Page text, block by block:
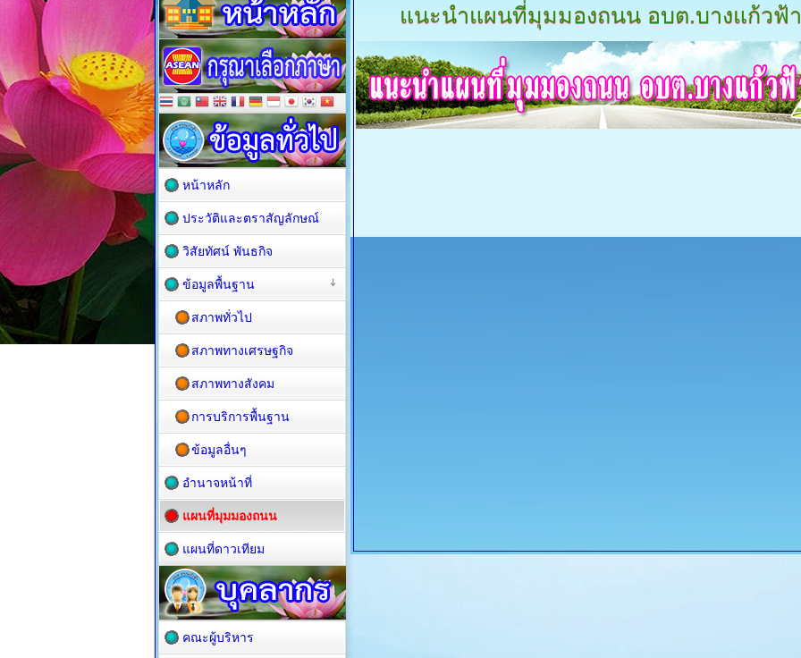
แนะนำแผนที่มุมมองถนน อบต.บางแก้วฟ้า
หน้าหลัก
ประวัติและตราสัญลักษณ์
วิสัยทัศน์ พันธกิจ
ข้อมูลพื้นฐาน
สภาพทั่วไป
สภาพทางเศรษฐกิจ
สภาพทางสังคม
การบริการพื้นฐาน
ข้อมูลอื่นๆ
อำนาจหน้าที่
แผนที่มุมมองถนน
แผนที่ดาวเทียม
คณะผู้บริหาร